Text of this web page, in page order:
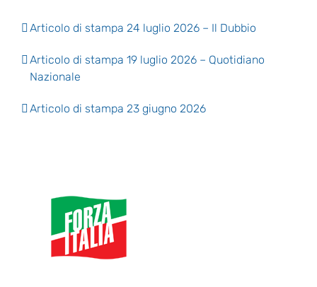
Articolo di stampa 24 luglio 2026 – Il Dubbio
Articolo di stampa 19 luglio 2026 – Quotidiano
Nazionale
Articolo di stampa 23 giugno 2026